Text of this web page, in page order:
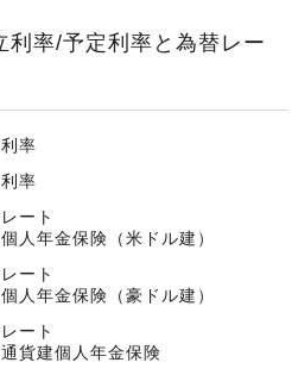
利率/予定利率と為替レー
率
率
ート
人年金保険（米ドル建）
ート
人年金保険（豪ドル建）
ート
貨建個人年金保険